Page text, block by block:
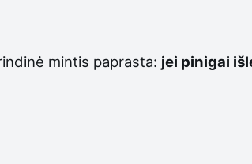
mintis paprasta: jei pinigai